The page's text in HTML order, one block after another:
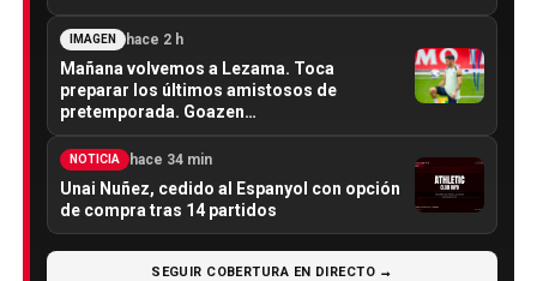
IMAGEN hace 2 h
Mañana volvemos a Lezama. Toca
preparar los últimos amistosos de
pretemporada. Goazen…
NOTICIA hace 34 min
Unai Nuñez, cedido al Espanyol con opción
de compra tras 14 partidos
SEGUIR COBERTURA EN DIRECTO →